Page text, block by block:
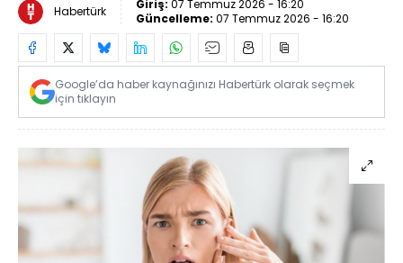
Habertürk Giriş: 07 Temmuz 2026 - 16:20
Güncelleme: 07 Temmuz 2026 - 16:20
Google’da haber kaynağınızı Habertürk olarak seçmek
için tıklayın